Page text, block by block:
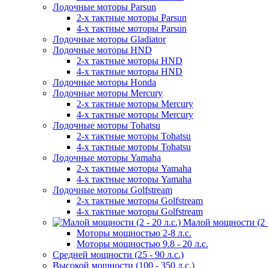
Лодочные моторы Parsun
2-х тактные моторы Parsun
4-х тактные моторы Parsun
Лодочные моторы Gladiator
Лодочные моторы HND
2-х тактные моторы HND
4-х тактные моторы HND
Лодочные моторы Honda
Лодочные моторы Mercury
2-х тактные моторы Mercury
4-х тактные моторы Mercury
Лодочные моторы Tohatsu
2-х тактные моторы Tohatsu
4-х тактные моторы Tohatsu
Лодочные моторы Yamaha
2-х тактные моторы Yamaha
4-х тактные моторы Yamaha
Лодочные моторы Golfstream
2-х тактные моторы Golfstream
4-х тактные моторы Golfstream
Малой мощности (2
Моторы мощностью 2-8 л.с.
Моторы мощностью 9.8 - 20 л.с.
Средней мощности (25 - 90 л.с.)
Высокой мощности (100 - 350 л.с.)